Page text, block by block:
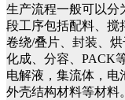
生产流程一般可以分
段工序包括配料、搅
卷绕/叠片、封装、
化成、分容、PACK
电解液，集流体，电
外壳结构材料等材料